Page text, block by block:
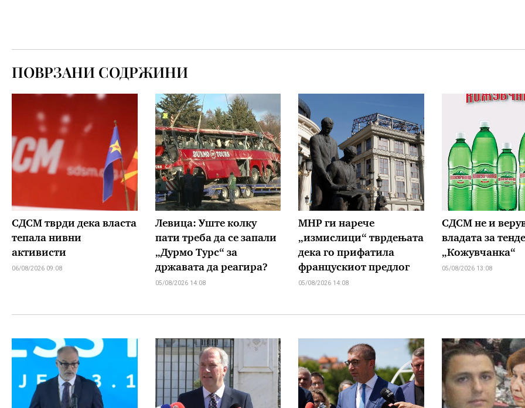
ПОВРЗАНИ СОДРЖИНИ
СДСМ тврди дека власта
тепала нивни
активисти
06/08/2026 09:08
Левица: Уште колку
пати треба да се запали
„Дурмо Турс“ за
државата да реагира?
05/08/2026 14:08
МНР ги нарече
„измислици“ тврдењата
дека го прифатила
францускиот предлог
05/08/2026 14:08
СДСМ не и
владата за
„Кожувчанка“
05/08/2026 13:08